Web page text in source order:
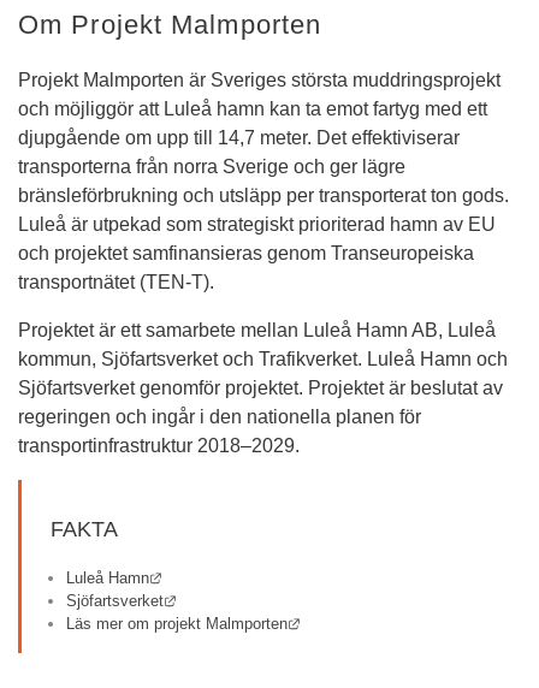
Om Projekt Malmporten
Projekt Malmporten är Sveriges största muddringsprojekt
och möjliggör att Luleå hamn kan ta emot fartyg med ett
djupgående om upp till 14,7 meter. Det effektiviserar
transporterna från norra Sverige och ger lägre
bränsleförbrukning och utsläpp per transporterat ton gods.
Luleå är utpekad som strategiskt prioriterad hamn av EU
och projektet samfinansieras genom Transeuropeiska
transportnätet (TEN-T).
Projektet är ett samarbete mellan Luleå Hamn AB, Luleå
kommun, Sjöfartsverket och Trafikverket. Luleå Hamn och
Sjöfartsverket genomför projektet. Projektet är beslutat av
regeringen och ingår i den nationella planen för
transportinfrastruktur 2018–2029.
FAKTA
Luleå Hamn
Länk till annan webbplats.
Sjöfartsverket
Länk till annan webbplats.
Läs mer om projekt Malmporten
Länk till annan webbplats.